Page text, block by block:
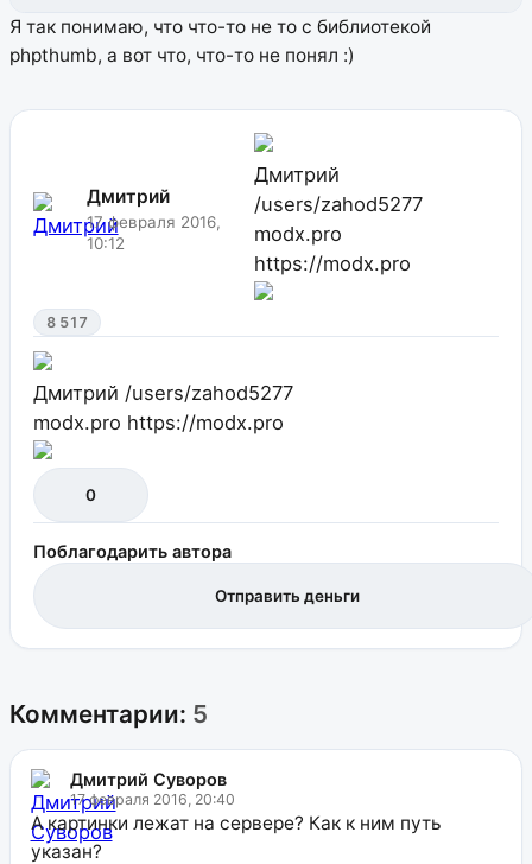
Я так понимаю, что что-то не то с библиотекой
phpthumb, а вот что, что-то не понял :)
Дмитрий
17 февраля 2016,
10:12
Дмитрий
/users/zahod5277
modx.pro
https://modx.pro
8 517
Дмитрий /users/zahod5277
modx.pro https://modx.pro
0
Поблагодарить автора
Отправить деньги
Комментарии: 5
Дмитрий Суворов
17 февраля 2016, 20:40
А картинки лежат на сервере? Как к ним путь
указан?